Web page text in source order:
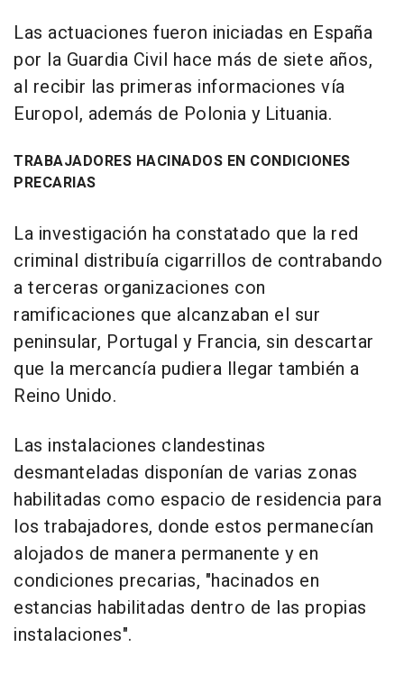
Las actuaciones fueron iniciadas en España
por la Guardia Civil hace más de siete años,
al recibir las primeras informaciones vía
Europol, además de Polonia y Lituania.
TRABAJADORES HACINADOS EN CONDICIONES
PRECARIAS
La investigación ha constatado que la red
criminal distribuía cigarrillos de contrabando
a terceras organizaciones con
ramificaciones que alcanzaban el sur
peninsular, Portugal y Francia, sin descartar
que la mercancía pudiera llegar también a
Reino Unido.
Las instalaciones clandestinas
desmanteladas disponían de varias zonas
habilitadas como espacio de residencia para
los trabajadores, donde estos permanecían
alojados de manera permanente y en
condiciones precarias, "hacinados en
estancias habilitadas dentro de las propias
instalaciones".